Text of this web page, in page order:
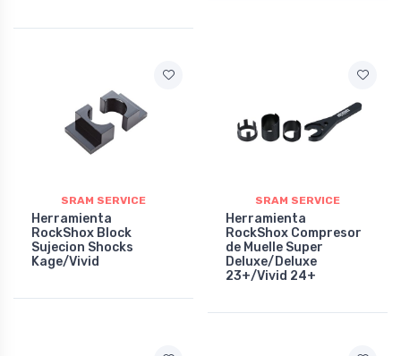
SRAM SERVICE
Herramienta
RockShox Block
Sujecion Shocks
Kage/Vivid
SRAM SERVICE
Herramienta
RockShox Compresor
de Muelle Super
Deluxe/Deluxe
23+/Vivid 24+